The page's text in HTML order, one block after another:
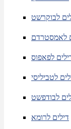
לבוקרשט
לאמסטרדם
לפאפוס
לטביליסי
לבודפשט
דילים לרומא